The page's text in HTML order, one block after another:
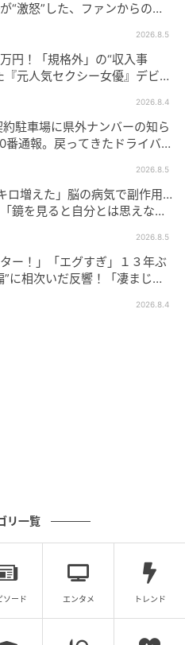
“激怒”した、ファンからの
2026.8.5
円！「規格外」の“収入事
『元人気セクシー女優』デビュ
2026.8.4
駐車場に県外ナンバーの知ら
番通報。戻ってきたドライバー
2026.8.5
ロ増えた」脳の病気で副作用…
鏡を見ると自分とは思えなか
2026.8.5
ター！」「エグすぎ」１３年ぶ
”に相次いだ反響！「凄まじく
2026.8.4
リ一覧
ソード エンタメ トレンド